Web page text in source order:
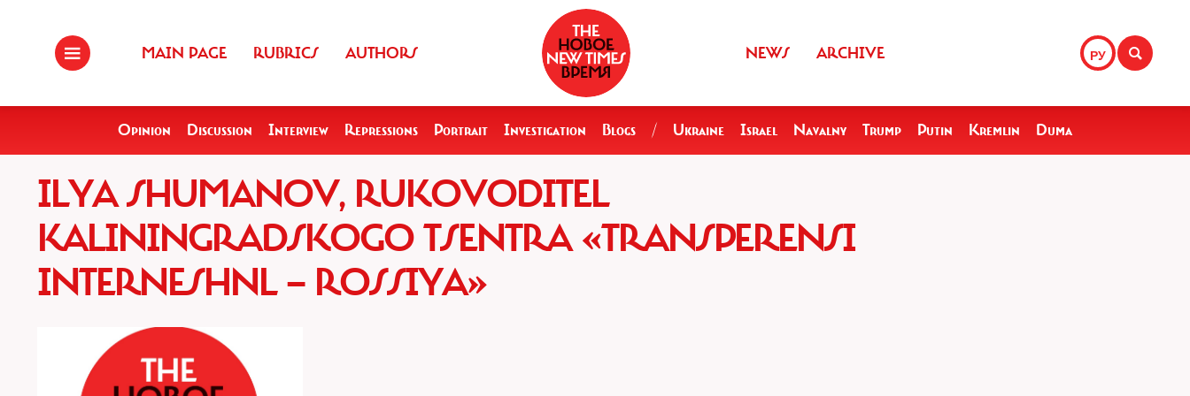
MAIN PAGE RUBRICS AUTHORS РУ
NEWS ARCHIVE
Opinion Discussion Interview Repressions Portrait Investigation Blogs / Ukraine Israel Navalny Trump Putin Kremlin Duma
ILYA SHUMANOV, RUKOVODITEL
KALININGRADSKOGO TSENTRA «TRANSPERENSI
INTERNESHNL — ROSSIYA»